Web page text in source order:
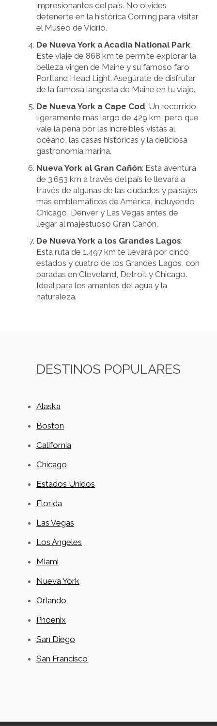
impresionantes del país. No olvides
detenerte en la histórica Corning para visitar
el Museo de Vidrio.
De Nueva York a Acadia National Park:
Este viaje de 868 km te permite explorar la
belleza virgen de Maine y su famoso faro
Portland Head Light. Asegúrate de disfrutar
de la famosa langosta de Maine en tu viaje.
De Nueva York a Cape Cod: Un recorrido
ligeramente más largo de 429 km, pero que
vale la pena por las increíbles vistas al
océano, las casas históricas y la deliciosa
gastronomía marina.
Nueva York al Gran Cañón: Esta aventura
de 3.653 km a través del país te llevará a
través de algunas de las ciudades y paisajes
más emblemáticos de América, incluyendo
Chicago, Denver y Las Vegas antes de
llegar al majestuoso Gran Cañón.
De Nueva York a los Grandes Lagos:
Esta ruta de 1.497 km te llevará por cinco
estados y cuatro de los Grandes Lagos, con
paradas en Cleveland, Detroit y Chicago.
Ideal para los amantes del agua y la
naturaleza.
DESTINOS POPULARES
Alaska
Boston
California
Chicago
Estados Unidos
Florida
Las Vegas
Los Ángeles
Miami
Nueva York
Orlando
Phoenix
San Diego
San Francisco